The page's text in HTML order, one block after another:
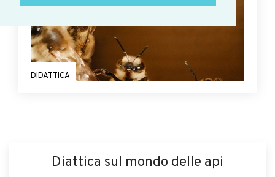
DIDATTICA
Diattica sul mondo delle api